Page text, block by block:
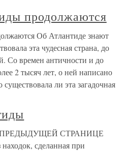
продолжаются
Об Атлантиде знают
эта чудесная страна, до
Со времен античности и до
2 тысяч лет, о ней написано
ли эта загадочная
ПРЕДЫДУЩЕЙ СТРАНИЦЕ
сделанная при